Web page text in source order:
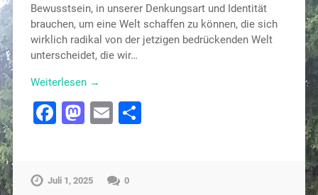
Bewusstsein, in unserer Denkungsart und Identität
brauchen, um eine Welt schaffen zu können, die sich
wirklich radikal von der jetzigen bedrückenden Welt
unterscheidet, die wir…
Weiterlesen →
Facebook
Mastodon
EmailTeilen
Juli 1, 2025 0